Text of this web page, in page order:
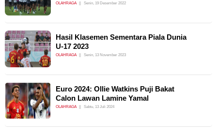
OLAHRAGA Senin, 19 Desember 2022
Hasil Klasemen Sementara Piala Dunia
U-17 2023
OLAHRAGA Senin, 13 November 2023
Euro 2024: Ollie Watkins Puji Bakat
Calon Lawan Lamine Yamal
OLAHRAGA Sabtu, 13 Juli 2024